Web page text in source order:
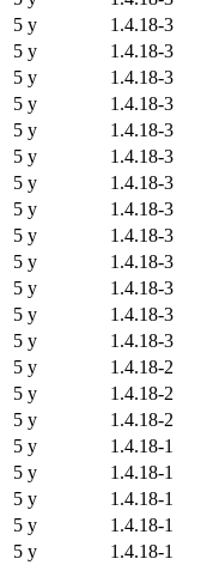
5 y
1.4.18-3
5 y
1.4.18-3
5 y
1.4.18-3
5 y
1.4.18-3
5 y
1.4.18-3
5 y
1.4.18-3
5 y
1.4.18-3
5 y
1.4.18-3
5 y
1.4.18-3
5 y
1.4.18-3
5 y
1.4.18-3
5 y
1.4.18-3
5 y
1.4.18-3
5 y
1.4.18-2
5 y
1.4.18-2
5 y
1.4.18-2
5 y
1.4.18-1
5 y
1.4.18-1
5 y
1.4.18-1
5 y
1.4.18-1
5 y
1.4.18-1